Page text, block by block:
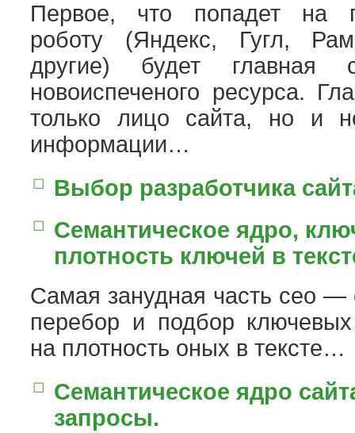
Первое, что попадет на
роботу (Яндекс, Гугл,
другие) будет главная
новоиспеченого ресурса.
только лицо сайта, но и
информации…
Выбор разработчика
Семантическое ядро,
плотность ключей в
Самая занудная часть сео —
перебор и подбор
на плотность оных в тексте…
Семантическое ядро
запросы.